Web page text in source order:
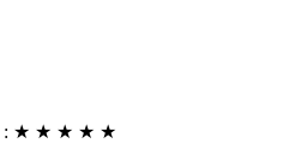
: ★ ★ ★ ★ ★